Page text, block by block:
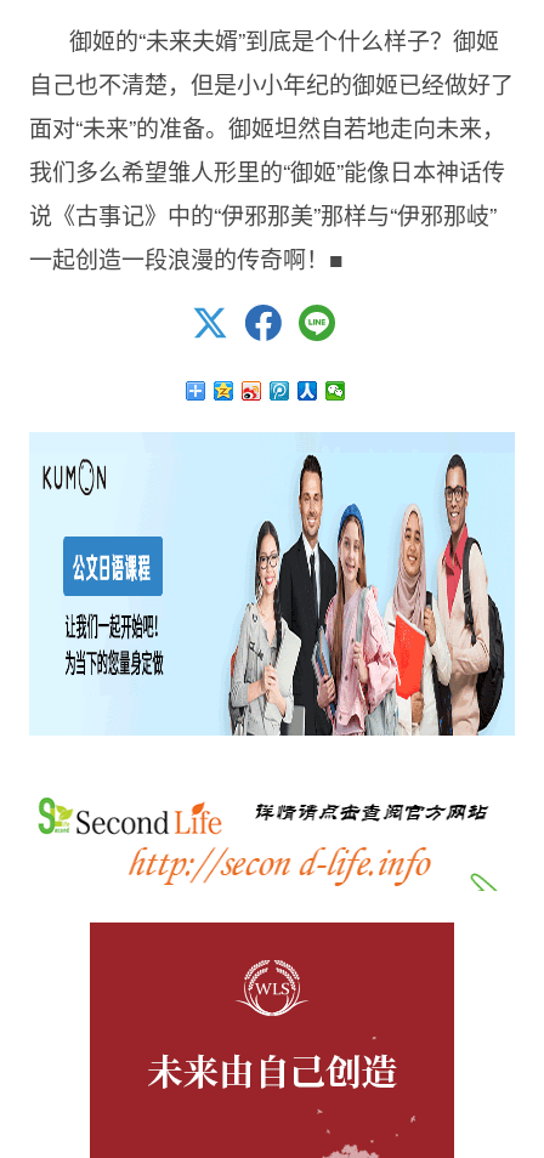
御姬的“未来夫婿”到底是个什么样子？御姬
自己也不清楚，但是小小年纪的御姬已经做好了
面对“未来”的准备。御姬坦然自若地走向未来，
我们多么希望雏人形里的“御姬”能像日本神话传
说《古事记》中的“伊邪那美”那样与“伊邪那岐”
一起创造一段浪漫的传奇啊！■